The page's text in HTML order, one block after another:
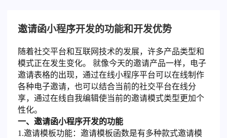
邀请函小程序开发的功能和开发优势
随着社交平台和互联网技术的发展，许多产品类型和
模式正在发生变化。 就像今天的邀请产品一样，电子
邀请表格的出现，通过在线小程序平台可以在线制作
各种电子邀请，也可以结合当前的社交平台在线分
享，通过在线自我编辑使当前的邀请模式类型更加个
性化。
一、邀请函小程序开发的功能
1.邀请模板功能：邀请模板函数是有多种款式邀请模